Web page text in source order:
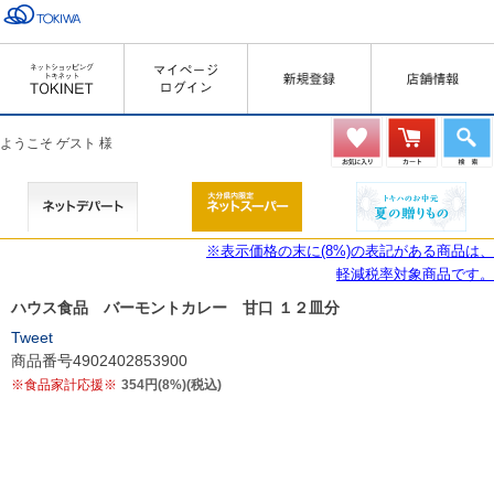
ようこそ ゲスト 様
※表示価格の末に(8%)の表記がある商品は、
軽減税率対象商品です。
ハウス食品 バーモントカレー 甘口 １２皿分
Tweet
商品番号4902402853900
※食品家計応援※ 354円(8%)(税込)